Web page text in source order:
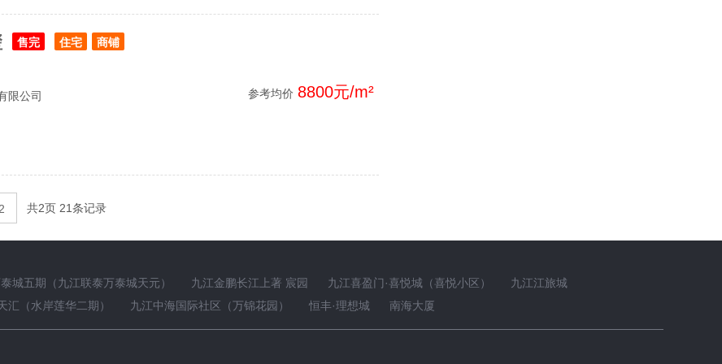
售完 住宅 商铺
限公司
参考均价 8800元/m²
2 共2页 21条记录
城五期（九江联泰万泰城天元） 九江金鹏长江上著 宸园 九江喜盈门·喜悦城（喜悦小区）
九江江旅城
汇（水岸莲华二期） 九江中海国际社区（万锦花园） 恒丰·理想城 南海大厦